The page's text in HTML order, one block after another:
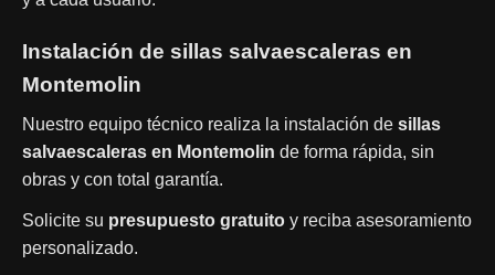
Instalación de sillas salvaescaleras en
Montemolin
Nuestro equipo técnico realiza la instalación de sillas
salvaescaleras en Montemolin de forma rápida, sin
obras y con total garantía.
Solicite su presupuesto gratuito y reciba asesoramiento
personalizado.